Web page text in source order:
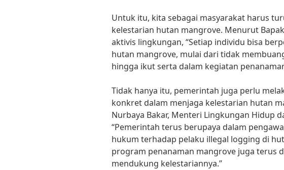
Untuk itu, kita sebagai masyarakat harus
kelestarian hutan mangrove. Menurut
aktivis lingkungan, “Setiap individu bisa
hutan mangrove, mulai dari tidak
hingga ikut serta dalam kegiatan
Tidak hanya itu, pemerintah juga perlu
konkret dalam menjaga kelestarian hutan
Nurbaya Bakar, Menteri Lingkungan Hidup
“Pemerintah terus berupaya dalam
hukum terhadap pelaku illegal logging di
program penanaman mangrove juga terus
mendukung kelestariannya.”